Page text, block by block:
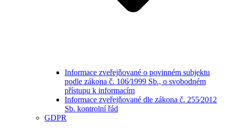
Informace zveřejňované o povinném subjektu
podle zákona č. 106⁄1999 Sb., o svobodném
přístupu k informacím
Informace zveřejňované dle zákona č. 255⁄2012
Sb. kontrolní řád
GDPR